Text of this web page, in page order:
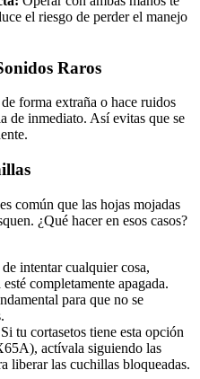
el riesgo de perder el manejo
Raros
forma extraña o hace ruidos
de inmediato. Así evitas que se
común que las hojas mojadas
¿Qué hacer en esos casos?
intentar cualquier cosa,
completamente apagada.
para que no se
Si tu cortasetos tiene esta opción
actívala siguiendo las
liberar las cuchillas bloqueadas.